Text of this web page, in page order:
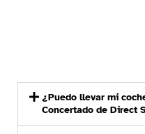
¿Puedo llevar mi
Concertado de Direct